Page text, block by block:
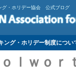
グ・ホリデー協会 公式ブログ
ング・ホリデー制度につい
ｌｗｏｒ